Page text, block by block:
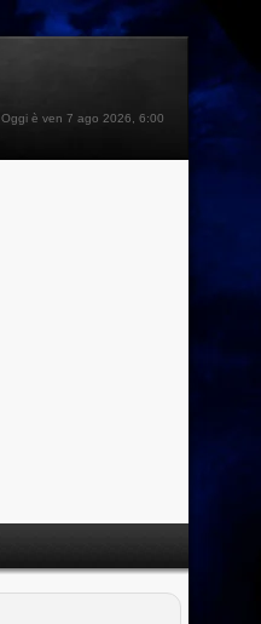
Oggi è ven 7 ago 2026, 6:00